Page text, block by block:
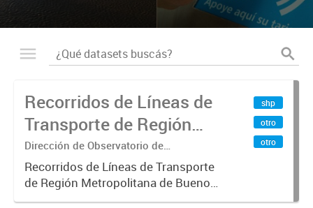
Recorridos de Líneas de
Transporte de Región
Metropolitana de
Buenos Aires (RMBA)
Dirección de Observatorio de
Transporte, Estudio y Sistemas
Recorridos de Líneas de Transporte
de Región Metropolitana de Buenos
Aires (RMBA).-
shp
otro
otro